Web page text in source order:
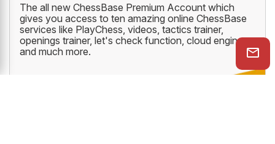
The all new ChessBase Premium Account which
gives you access to ten amazing online ChessBase
services like PlayChess, videos, tactics trainer,
openings trainer, let's check function, cloud engine
and much more.